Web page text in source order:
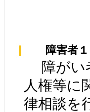
障害者１
障がい
人権等に
律相談を